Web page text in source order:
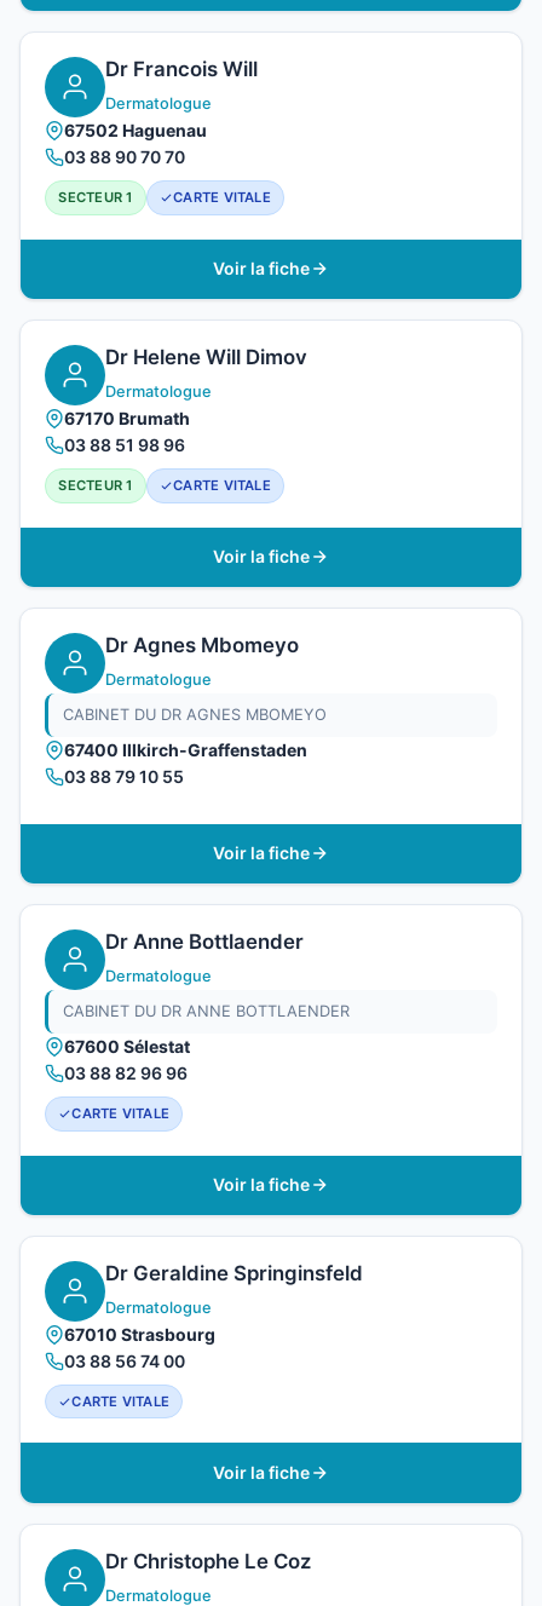
Dr Francois Will
Dermatologue
67502 Haguenau
03 88 90 70 70
SECTEUR 1 CARTE VITALE
Voir la fiche
Dr Helene Will Dimov
Dermatologue
67170 Brumath
03 88 51 98 96
SECTEUR 1 CARTE VITALE
Voir la fiche
Dr Agnes Mbomeyo
Dermatologue
CABINET DU DR AGNES MBOMEYO
67400 Illkirch-Graffenstaden
03 88 79 10 55
Voir la fiche
Dr Anne Bottlaender
Dermatologue
CABINET DU DR ANNE BOTTLAENDER
67600 Sélestat
03 88 82 96 96
CARTE VITALE
Voir la fiche
Dr Geraldine Springinsfeld
Dermatologue
67010 Strasbourg
03 88 56 74 00
CARTE VITALE
Voir la fiche
Dr Christophe Le Coz
Dermatologue